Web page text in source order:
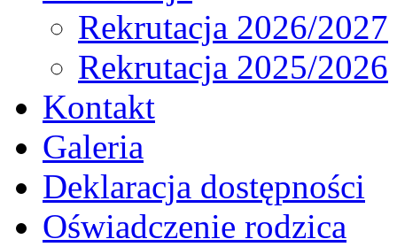
Rekrutacja 2026/2027
Rekrutacja 2025/2026
Kontakt
Galeria
Deklaracja dostępności
Oświadczenie rodzica